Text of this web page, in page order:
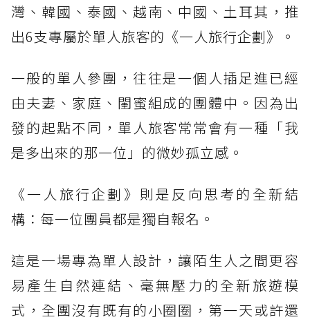
灣、韓國、泰國、越南、中國、土耳其，推
出6支專屬於單人旅客的《一人旅行企劃》。
一般的單人參團，往往是一個人插足進已經
由夫妻、家庭、閨蜜組成的團體中。因為出
發的起點不同，單人旅客常常會有一種「我
是多出來的那一位」的微妙孤立感。
《一人旅行企劃》則是反向思考的全新結
構：每一位團員都是獨自報名。
這是一場專為單人設計，讓陌生人之間更容
易產生自然連結、毫無壓力的全新旅遊模
式，全團沒有既有的小圈圈，第一天或許還